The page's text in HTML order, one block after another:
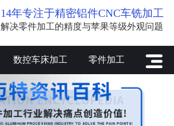
14年专注于精密铝件CNC车铣加工
解决零件加工的精度与苹果等级外观问题
数控车床加工 零件加工